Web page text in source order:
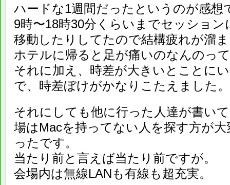
ハードな1週間だったというのが感想
9時〜18時30分くらいまでセッショ
移動したりしてたので結構疲れが溜
ホテルに帰ると足が痛いのなんのっ
それに加え、時差が大きいとことに
で、時差ぼけがかなりこたえました。
それにしても他に行った人達が書い
場はMacを持ってない人を探す方が
ったです。
当たり前と言えば当たり前ですが。
会場内は無線LANも有線も超充実。